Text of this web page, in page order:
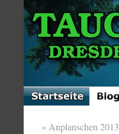
« Anplanschen 2013